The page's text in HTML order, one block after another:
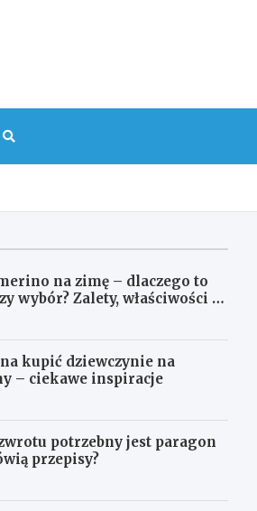
na zimę – dlaczego to
wybór? Zalety, właściwości i
kupić dziewczynie na
– ciekawe inspiracje
potrzebny jest paragon
przepisy?